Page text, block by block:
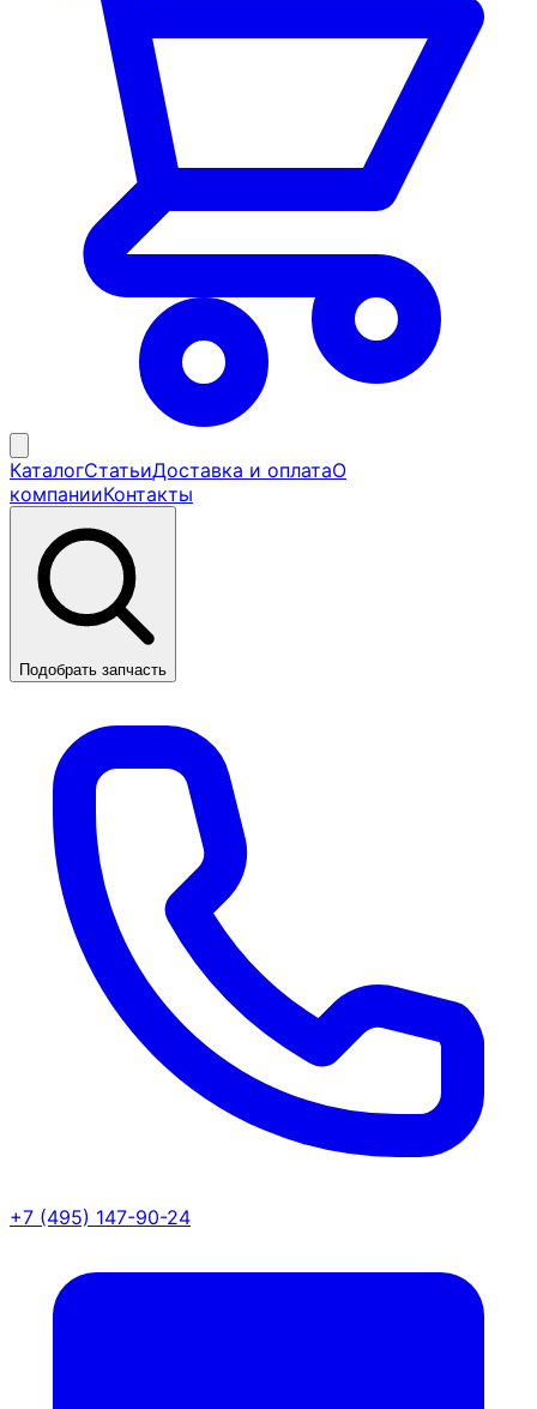
КаталогСтатьиДоставка и оплатаО
компанииКонтакты
Подобрать запчасть
+7 (495) 147-90-24